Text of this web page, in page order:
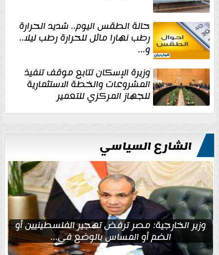
حالة الطقس اليوم.. شديد الحرارة
رطب نهارا مائل للحرارة رطب ليلا..
و...
وزيرة الإسكان تتابع موقف تنفيذ
المشروعات والخطة الاستثمارية
للجهاز المركزي للتعمير
الشارع السياسي
وزير الخارجية: مصر ترفض تهجير الفلسطينيين أو
الضم أو المساس بالوضع في...